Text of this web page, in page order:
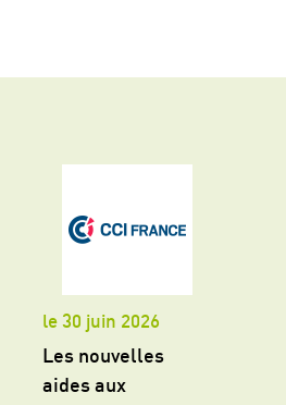
le 30 juin 2026
Les nouvelles
aides aux